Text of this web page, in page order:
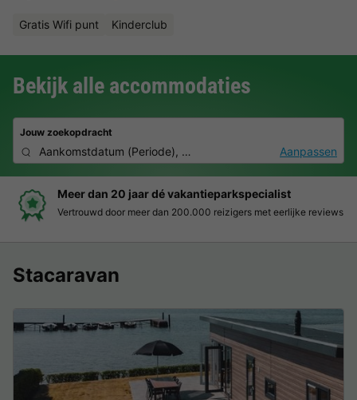
Gratis Wifi punt Kinderclub
Bekijk alle accommodaties
Jouw zoekopdracht
Aankomstdatum (Periode), 2 personen, 0 huisdierAanpassen
20 jaar dé vakantieparkspecialist
door meer dan 200.000 reizigers met eerlijke reviews
Stacaravan